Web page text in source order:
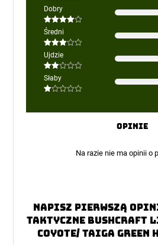
Oceniono
na 5
Dobry
Oceniono
4na 5
Średni
Oceniono
3na 5
Ujdzie
Oceniono
2na
5
Słaby
na
Opinie
Na razie nie ma opinii o
Napisz pierwszą
taktyczne bushcraft
Coyote/ Taiga Green